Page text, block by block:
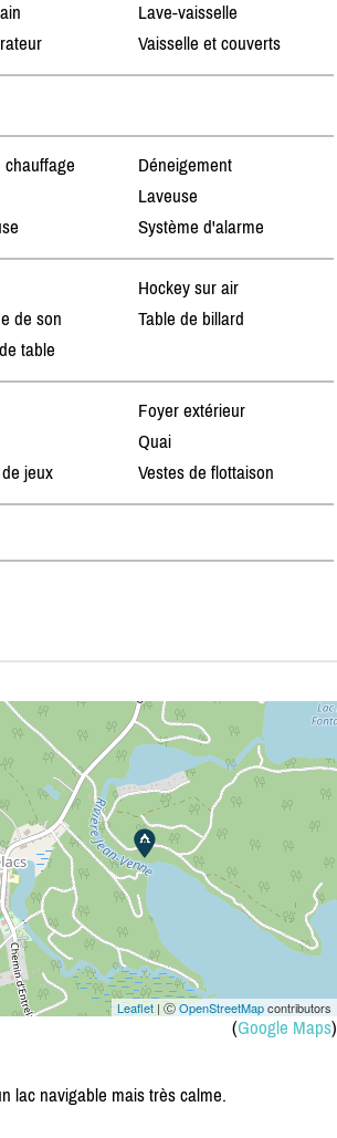
Lave-vaisselle
Vaisselle et couverts
chauffage
Déneigement
Laveuse
Système d'alarme
Hockey sur air
de son
Table de billard
table
Foyer extérieur
Quai
jeux Vestes de flottaison
Leaflet| ⒸOpenStreetMapcontributors
(Google Maps)
lac navigable mais très calme.